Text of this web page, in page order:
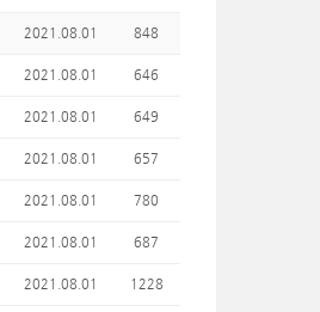
2021.08.01 848
2021.08.01 646
2021.08.01 649
2021.08.01 657
2021.08.01 780
2021.08.01 687
2021.08.01 1228